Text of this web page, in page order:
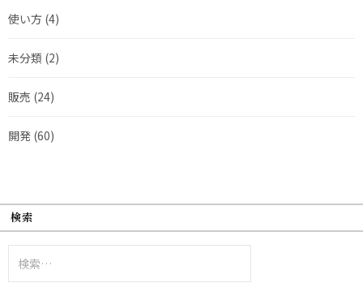
使い方 (4)
未分類 (2)
販売 (24)
開発 (60)
検索
索: